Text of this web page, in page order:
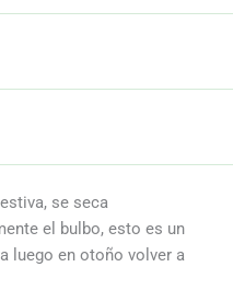
se seca
el bulbo, esto es un
luego en otoño volver a